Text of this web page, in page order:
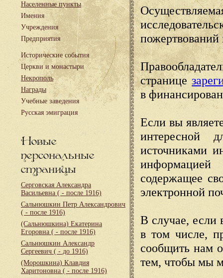
Населенные пункты
Имения
Учреждения
Предприятия
Исторические события
Церкви и монастыри
Некрополь
Награды
Учебные заведения
Русская эмиграция
Новые
персональные
страницы
Серговская Александра
Васильевна ( - после 1916)
Сальнюшкин Петр Александрович
( - после 1916)
(Сальнюшкина) Екатерина
Егоровна ( - после 1916)
Сальнюшкин Александр
Сергеевич ( - до 1916)
(Морошкина) Клавдия
Харитоновна ( - после 1916)
пожертвований
странице
в
Если вы
интересной
источниками
содержащее
электронной
В случае, если
в том числе,
сообщить нам
тем, чтобы мы